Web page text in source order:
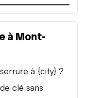
à Mont-
à {city} ?
clé sans